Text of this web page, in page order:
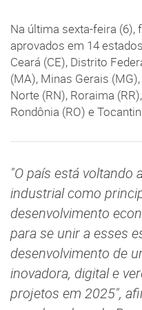
Na última sexta-feira
aprovados em 14
Ceará (CE), Distrito
(MA), Minas Gerais
Norte (RN), Roraima
Rondônia (RO) e
"O país está voltando
industrial como
desenvolvimento
para se unir a esses
desenvolvimento de
inovadora, digital e
projetos em 2025",